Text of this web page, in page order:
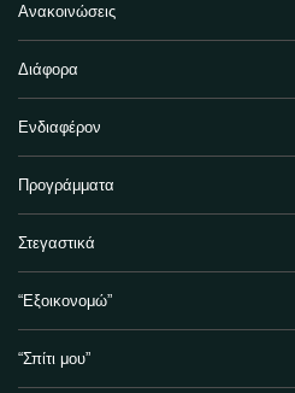
Ανακοινώσεις
Διάφορα
Ενδιαφέρον
Προγράμματα
Στεγαστικά
“Εξοικονομώ”
“Σπίτι μου”